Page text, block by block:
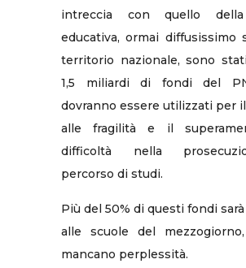
intreccia con quello
educativa, ormai
territorio nazionale, sono
1,5 miliardi di fondi del
dovranno essere utilizzati per
alle fragilità e il
difficoltà nella
percorso di studi.
Più del 50% di questi fondi
alle scuole del
mancano perplessità.